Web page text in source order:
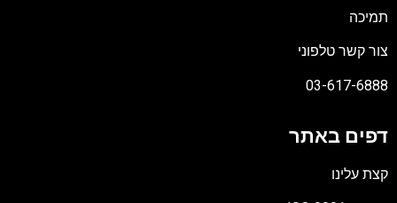
תמיכה
צור קשר טלפוני
03-617-6888
דפים באתר
קצת עלינו